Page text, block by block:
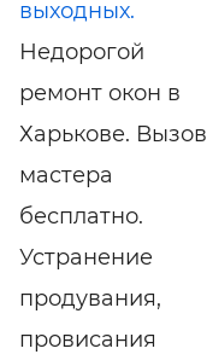
выходных.
Недорогой
ремонт окон в
Харькове. Вызов
мастера
бесплатно.
Устранение
продувания,
провисания